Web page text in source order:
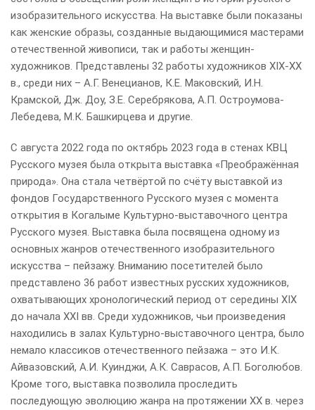
изобразительного искусства. На выставке были показаны
как женские образы, созданные выдающимися мастерами
отечественной живописи, так и работы женщин-
художников. Представлены 32 работы художников XIX-XX
в., среди них – А.Г. Венецианов, К.Е. Маковский, И.Н.
Крамской, Дж. Доу, З.Е. Серебрякова, А.П. Остроумова-
Лебедева, М.К. Башкирцева и другие.
С августа 2022 года по октябрь 2023 года в стенах КВЦ
Русского музея была открыта выставка «Преображённая
природа». Она стала четвёртой по счёту выставкой из
фондов Государственного Русского музея с момента
открытия в Когалыме Культурно-выставочного центра
Русского музея. Выставка была посвящена одному из
основных жанров отечественного изобразительного
искусства – пейзажу. Вниманию посетителей было
представлено 36 работ известных русских художников,
охватывающих хронологический период от середины XIX
до начала XXI вв. Среди художников, чьи произведения
находились в залах Культурно-выставочного центра, было
немало классиков отечественного пейзажа – это И.К.
Айвазовский, А.И. Куинджи, А.К. Саврасов, А.П. Боголюбов.
Кроме того, выставка позволила проследить
последующую эволюцию жанра на протяжении ХХ в. через